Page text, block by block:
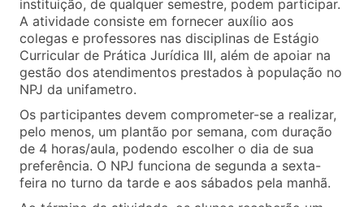
instituição, de qualquer semestre, podem participar.
A atividade consiste em fornecer auxílio aos
colegas e professores nas disciplinas de Estágio
Curricular de Prática Jurídica III, além de apoiar na
gestão dos atendimentos prestados à população no
NPJ da unifametro.
Os participantes devem comprometer-se a realizar,
pelo menos, um plantão por semana, com duração
de 4 horas/aula, podendo escolher o dia de sua
preferência. O NPJ funciona de segunda a sexta-
feira no turno da tarde e aos sábados pela manhã.